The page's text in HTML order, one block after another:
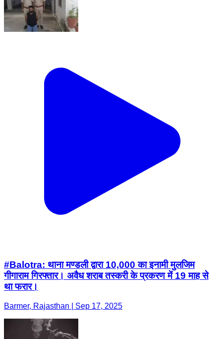
#Balotra: थाना मण्डली द्वारा 10,000 का इनामी मुलजिम
गीगाराम गिरफ्तार। अवैध शराब तस्करी के प्रकरण में 19 माह से
था फरार।
Barmer, Rajasthan | Sep 17, 2025